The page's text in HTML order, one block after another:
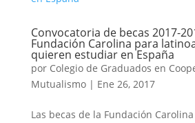
Convocatoria de becas 2017-
Fundación Carolina para
quieren estudiar en España
por Colegio de Graduados en
Mutualismo| Ene 26, 2017
Las becas de la Fundación